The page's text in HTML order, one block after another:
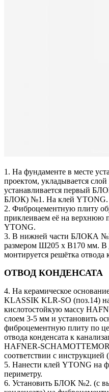
1. На фундаменте в месте
проектом, укладывается
устанавливается первый
БЛОК) №1. На клей YTONG.
2. Фиброцементную плиту
приклеиваем её на верхнюю
YTONG.
3. В нижней части БЛОКА
размером Ш205 х В170 мм. В
монтируется решётка отвода
ОТВОД КОНДЕНСАТА
4. На керамическое
KLASSIK KLR-SO (поз.14)
кислотостойкую массу
слоем 3-5 мм и установить
фиброцементную плиту по
отвода конденсата к
HAFNER-
соответствии с инструкцией
5. Нанести клей YTONG на
периметру.
6. Установить БЛОК №2. (с